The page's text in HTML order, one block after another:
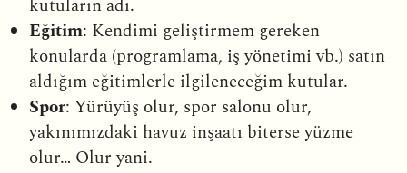
kutuların adı.
Eğitim: Kendimi geliştirmem gereken
konularda (programlama, iş yönetimi vb.) satın
aldığım eğitimlerle ilgileneceğim kutular.
Spor: Yürüyüş olur, spor salonu olur,
yakınımızdaki havuz inşaatı biterse yüzme
olur… Olur yani.